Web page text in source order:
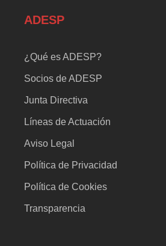
ADESP
¿Qué es ADESP?
Socios de ADESP
Junta Directiva
Líneas de Actuación
Aviso Legal
Política de Privacidad
Política de Cookies
Transparencia